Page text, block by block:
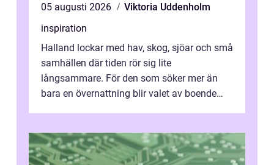
05 augusti 2026
Viktoria Uddenholm
inspiration
Halland lockar med hav, skog, sjöar och små
samhällen där tiden rör sig lite
långsammare. För den som söker mer än
bara en övernattning blir valet av boende